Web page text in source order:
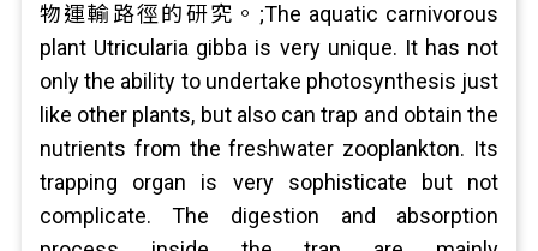
物運輸路徑的研究。;The aquatic carnivorous
plant Utricularia gibba is very unique. It has not
only the ability to undertake photosynthesis just
like other plants, but also can trap and obtain the
nutrients from the freshwater zooplankton. Its
trapping organ is very sophisticate but not
complicate. The digestion and absorption